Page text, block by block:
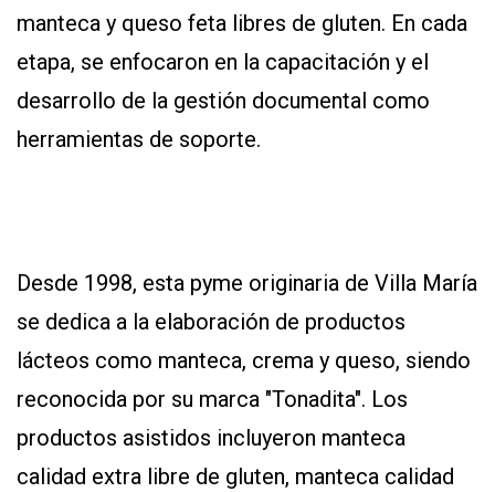
manteca y queso feta libres de gluten. En cada
etapa, se enfocaron en la capacitación y el
desarrollo de la gestión documental como
herramientas de soporte.
Desde 1998, esta pyme originaria de Villa María
se dedica a la elaboración de productos
lácteos como manteca, crema y queso, siendo
reconocida por su marca "Tonadita". Los
productos asistidos incluyeron manteca
calidad extra libre de gluten, manteca calidad